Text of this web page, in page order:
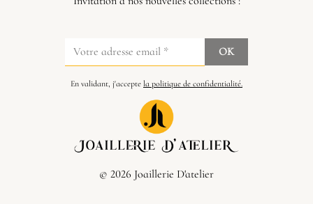
En validant, j'accepte la politique de confidentialité.
© 2026 Joaillerie D'atelier